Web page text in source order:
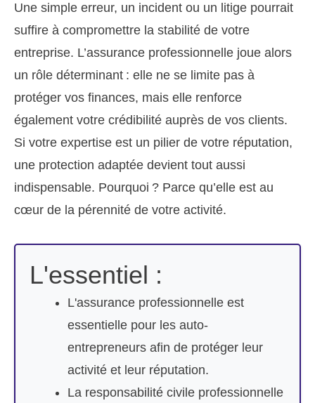
Une simple erreur, un incident ou un litige pourrait
suffire à compromettre la stabilité de votre
entreprise. L’assurance professionnelle joue alors
un rôle déterminant : elle ne se limite pas à
protéger vos finances, mais elle renforce
également votre crédibilité auprès de vos clients.
Si votre expertise est un pilier de votre réputation,
une protection adaptée devient tout aussi
indispensable. Pourquoi ? Parce qu’elle est au
cœur de la pérennité de votre activité.
L'essentiel :
L'assurance professionnelle est
essentielle pour les auto-
entrepreneurs afin de protéger leur
activité et leur réputation.
La responsabilité civile professionnelle